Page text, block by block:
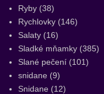
Ryby (38)
Rychlovky (146)
Salaty (16)
Sladké mňamky (385)
Slané pečení (101)
snidane (9)
Snidane (12)